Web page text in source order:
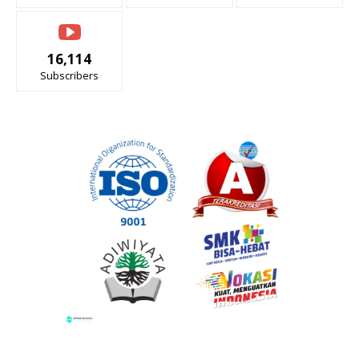
16,114
Subscribers